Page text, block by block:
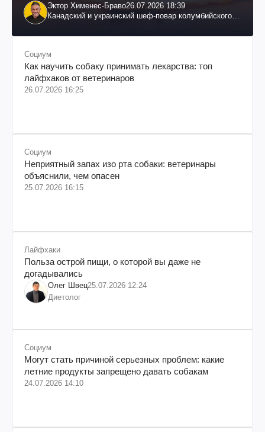
Эктор Хименес-Браво26.07.2026 18:39
Канадский и украинский шеф-повар колумбийского
Социум
Как научить собаку принимать лекарства: топ
лайфхаков от ветеринаров
26.07.2026 16:25
Социум
Неприятный запах изо рта собаки: ветеринары
объяснили, чем опасен
25.07.2026 16:15
Лайфхаки
Польза острой пищи, о которой вы даже не
догадывались
Олег Швец25.07.2026 12:24
Диетолог
Социум
Могут стать причиной серьезных проблем: какие
летние продукты запрещено давать собакам
24.07.2026 14:10